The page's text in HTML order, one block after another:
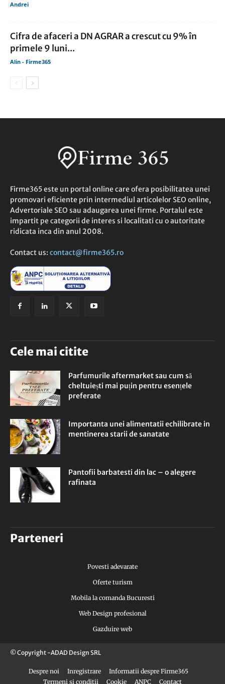
Andrei
Cifra de afaceri a DN AGRAR a crescut cu 9% în
primele 9 luni...
Alin - Firme365
Firme365 este un portal online care ofera posibilitatea unei
promovari eficiente prin intermediul articolelor SEO online,
Advertoriale SEO sau adaugarea unei firme. Portalul este
impartit pe categorii de interes si localitati cu o autoritate
ridicata inca din anul 2008.
Contact us: contact@firme365.ro
Cele mai citite
Parfumurile aftermarket sau cum să
cheltuiești mai puțin pentru esențele
preferate
Importanta unei alimentatii echilibrate in
mentinerea starii de sanatate
Pantofii barbatesti din lac – o alegere
rafinata
Parteneri
Povesti adevarate
Oferte turism
Mobila la comanda Bucuresti
Web Design profesional
Gazduire web
© Copyright -ADAD Design SRL
Despre noi Inregistrare
Informatii despre Firme365
Termeni si conditii
Cookie ANPC Contact